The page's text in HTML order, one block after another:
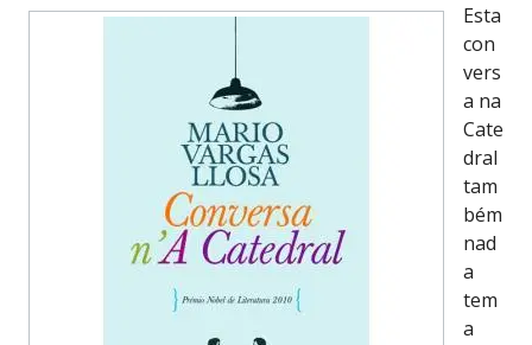
Esta
con
vers
a na
Cate
dral
tam
bém
nad
a
tem
a